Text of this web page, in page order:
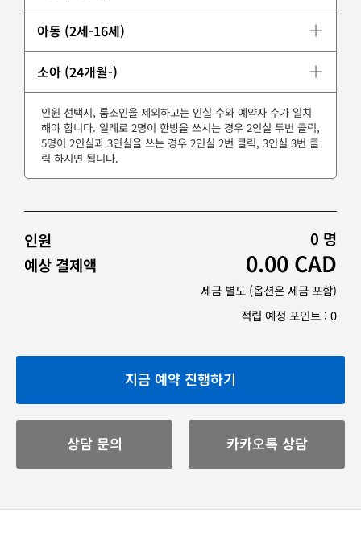
아동 (2세-16세)
소아 (24개월-)
인원 선택시, 룸조인을 제외하고는 인실 수와 예약자 수가 일치
해야 합니다. 일례로 2명이 한방을 쓰시는 경우 2인실 두번 클릭,
5명이 2인실과 3인실을 쓰는 경우 2인실 2번 클릭, 3인실 3번 클
릭 하시면 됩니다.
0 명
인원
0.00 CAD
예상 결제액
세금 별도 (옵션은 세금 포함)
적립 예정 포인트 : 0
지금 예약 진행하기
상담 문의 카카오톡 상담